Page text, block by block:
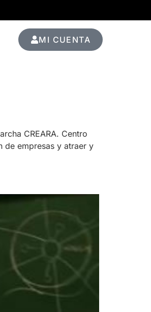
MI CUENTA
CREARA. Centro
de empresas y atraer y